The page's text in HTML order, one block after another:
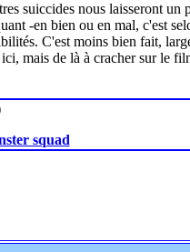
suiccides nous laisseront un
-en bien ou en mal, c'est
C'est moins bien fait,
mais de là à cracher sur le
squad